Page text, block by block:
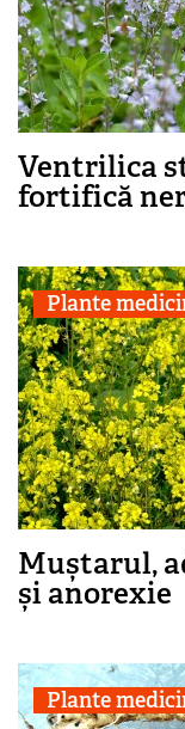
Ventrilica
fortifică
Plante
Muștarul,
și anorexie
Plante